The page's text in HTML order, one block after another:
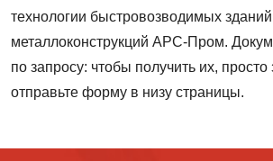
технологии быстровозводимых
металлоконструкций АРС-Пром.
по запросу: чтобы получить их, просто
отправьте форму в низу страницы.